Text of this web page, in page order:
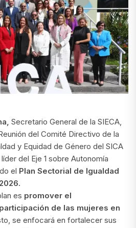
Secretario General de la SIECA,
del Comité Directivo de la
y Equidad de Género del SICA
del Eje 1 sobre Autonomía
el Plan Sectorial de Igualdad
es promover el
de las mujeres en
se enfocará en fortalecer sus